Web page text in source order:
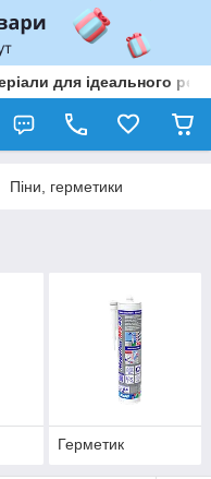
для ідеального
Піни, герметики
Герметик